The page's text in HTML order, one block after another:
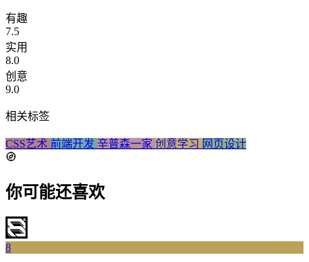
有趣
7.5
实用
8.0
创意
9.0
相关标签
CSS艺术 前端开发 辛普森一家 创意学习 网页设计
你可能还喜欢
8